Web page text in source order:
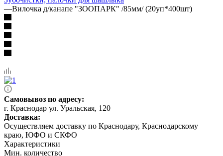
—Вилочка д/канапе "ЗООПАРК" /85мм/ (20уп*400шт)
Самовывоз по адресу:
г. Краснодар ул. Уральская, 120
Доставка:
Осуществляем доставку по Краснодару, Краснодарскому
краю, ЮФО и СКФО
Характеристики
Мин. количество